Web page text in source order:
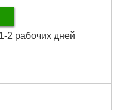
2 рабочих дней